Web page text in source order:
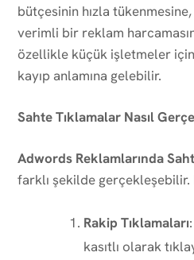
bütçesinin hızla
verimli bir reklam
özellikle küçük işletmeler
kayıp anlamına gelebilir.
Sahte Tıklamalar Nasıl
Adwords Reklamlarında
farklı şekilde gerçekleşebilir.
Rakip Tıklamaları
kasıtlı olarak